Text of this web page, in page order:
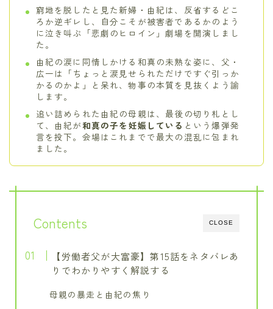
窮地を脱したと見た新婦・由紀は、反省するどこ
ろか逆ギレし、自分こそが被害者であるかのよう
に泣き叫ぶ「悲劇のヒロイン」劇場を開演しまし
た。
由紀の涙に同情しかける和真の未熟な姿に、父・
広一は「ちょっと涙見せられただけですぐ引っか
かるのかよ」と呆れ、物事の本質を見抜くよう諭
します。
追い詰められた由紀の母親は、最後の切り札とし
て、由紀が和真の子を妊娠している という爆弾発
言を投下。会場はこれまでで最大の混乱に包まれ
ました。
CLOSE
Contents
【労働者父が大富豪】第15話をネタバレあ
りでわかりやすく解説する
母親の暴走と由紀の焦り